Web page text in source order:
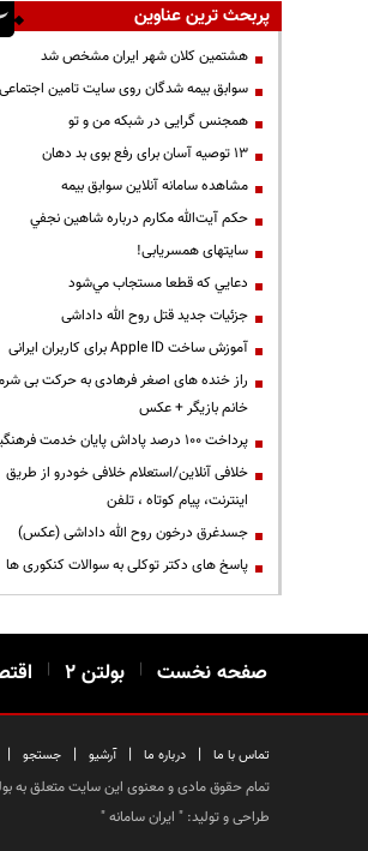
پربحث ترین عناوین
هشتمین کلان شهر ایران مشخص شد
سوابق بیمه شدگان روی سایت تامین اجتماعی
همجنس گرایی در شبکه من و تو
13 توصیه آسان برای رفع بوی بد دهان
مشاهده سامانه آنلاين سوابق بیمه
حكم آيت‌الله مكارم درباره شاهين نجفي
سایتهای همسریابی!
دعايي كه قطعا مستجاب مي‌شود
جزئیات جدید قتل روح الله داداشی
آموزش ساخت Apple ID برای کاربران ایرانی
راز خنده های اصغر فرهادی به حرکت بی
خانم بازیگر + عکس
پرداخت ۱۰۰ درصد پاداش پایان خدمت فرهنگیان
خلافی آنلاین/استعلام خلافی خودرو از طریق
اینترنت، پیام کوتاه ، تلفن
جسدغرق درخون روح الله داداشی (عکس)
پاسخ های دکتر توکلی به سوالات کنکوری ها
صفحه نخست | بولتن ۲ |
تماس با ما | درباره ما | آرشیو | جستجو |
تمام حقوق مادی و معنوی این سایت متعلق به
طراحی و تولید: " ایران سامانه"